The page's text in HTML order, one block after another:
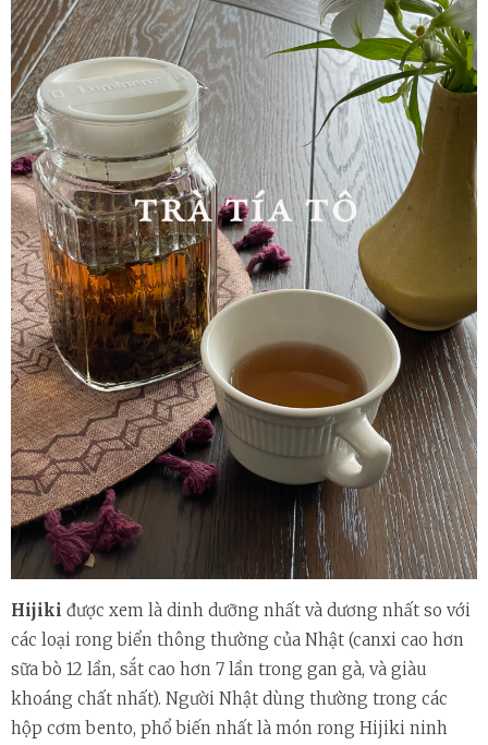
Hijiki được xem là dinh dưỡng nhất và dương nhất so với
các loại rong biển thông thường của Nhật (canxi cao hơn
sữa bò 12 lần, sắt cao hơn 7 lần trong gan gà, và giàu
khoáng chất nhất). Người Nhật dùng thường trong các
hộp cơm bento, phổ biến nhất là món rong Hijiki ninh